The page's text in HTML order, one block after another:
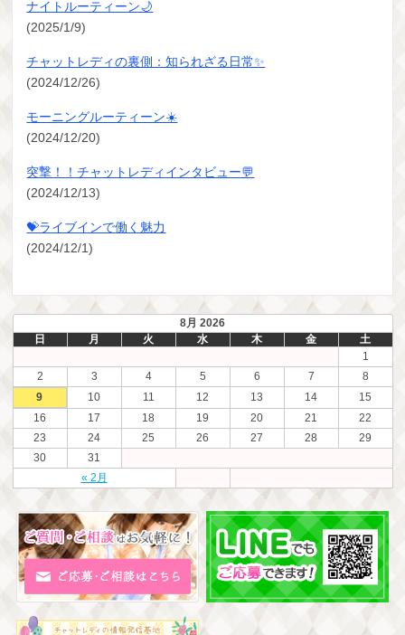
ナイトルーティーン🌙
(2025/1/9)
チャットレディの裏側：知られざる日常✨
(2024/12/26)
モーニングルーティーン☀️
(2024/12/20)
突撃！！チャットレディインタビュー💬
(2024/12/13)
💝ライブインで働く魅力
(2024/12/1)
8月 2026
日
月 火 水 木 金 土
« 2月
1
2
3 4 5 6 7
8
9
10 11 12 13 14
15
16
17 18 19 20 21
22
23
24 25 26 27 28
29
30
31